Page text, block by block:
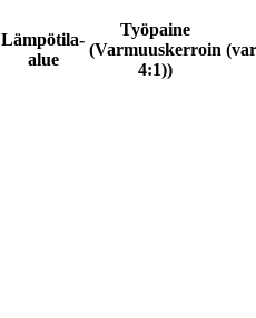
Lämpötila-
alue
Työpaine
(Varmuuskerroin
4:1))